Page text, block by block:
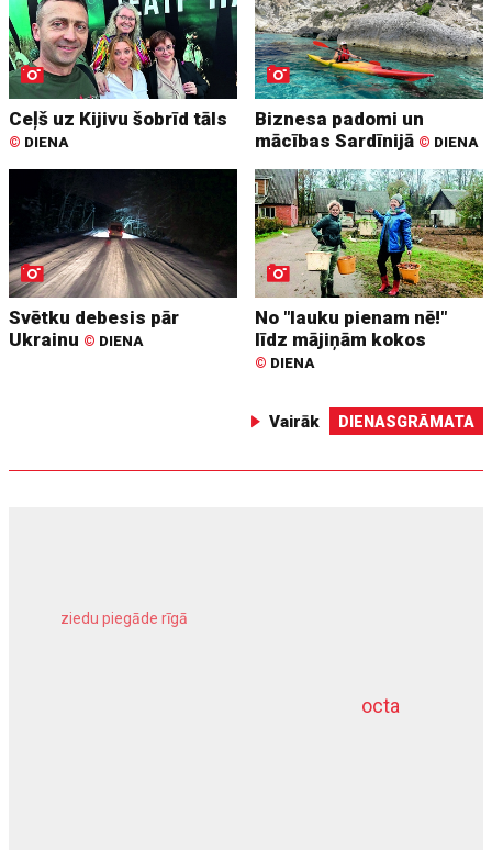
Ceļš uz Kijivu šobrīd tāls
© DIENA
Biznesa padomi un
mācības Sardīnijā © DIENA
Svētku debesis pār
Ukrainu © DIENA
No "lauku pienam nē!"
līdz mājiņām kokos
© DIENA
Vairāk DIENASGRĀMATA
octa
ziedu piegāde rīgā
dziļurbums